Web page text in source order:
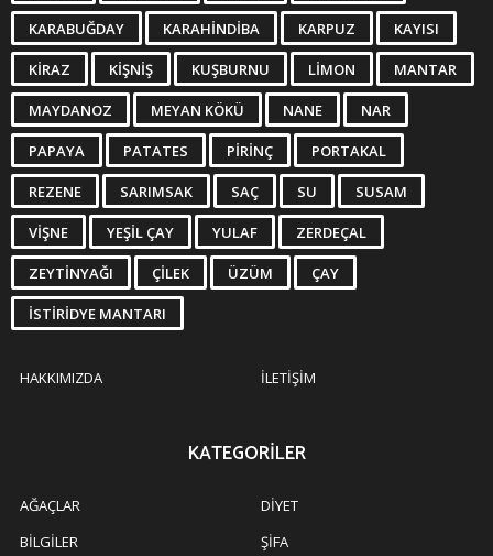
KARABUĞDAY KARAHINDIBA KARPUZ KAYISI
KIRAZ KIŞNIŞ KUŞBURNU LIMON MANTAR
MAYDANOZ MEYAN KÖKÜ NANE NAR
PAPAYA PATATES PIRINÇ PORTAKAL
REZENE SARIMSAK SAÇ SU SUSAM
VIŞNE YEŞIL ÇAY YULAF ZERDEÇAL
ZEYTINYAĞI ÇILEK ÜZÜM ÇAY
İSTIRIDYE MANTARI
HAKKIMIZDA İLETIŞIM
KATEGORILER
AĞAÇLAR
BILGILER
DIYET
ŞIFA